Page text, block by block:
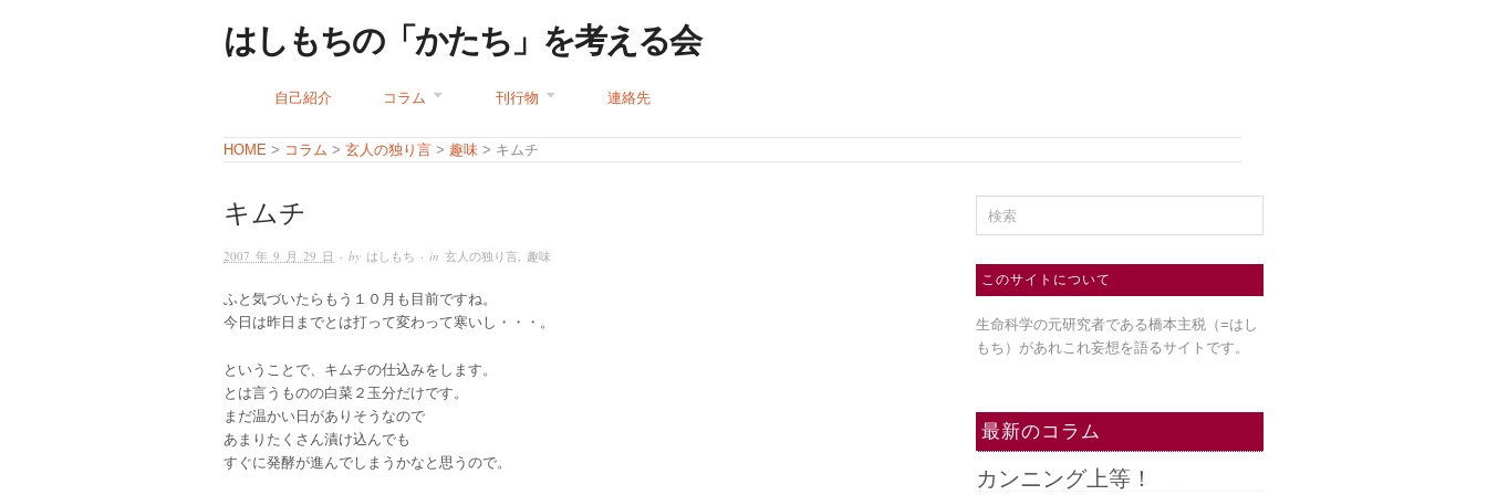
はしもちの「かたち」を考える会
自己紹介 コラム 刊行物 連絡先
HOME > コラム > 玄人の独り言 > 趣味 > キムチ
キムチ
2007 年 9 月 29 日 · by はしもち · in 玄人の独り言, 趣味
ふと気づいたらもう１０月も目前ですね。
今日は昨日までとは打って変わって寒いし・・・。
ということで、キムチの仕込みをします。
とは言うものの白菜２玉分だけです。
まだ温かい日がありそうなので
あまりたくさん漬け込んでも
すぐに発酵が進んでしまうかなと思うので。
このサイトについて
生命科学の元研究者である橋本主税（=はし
もち） があれこれ妄想を語るサイトです。
最新のコラム
カンニング上等！